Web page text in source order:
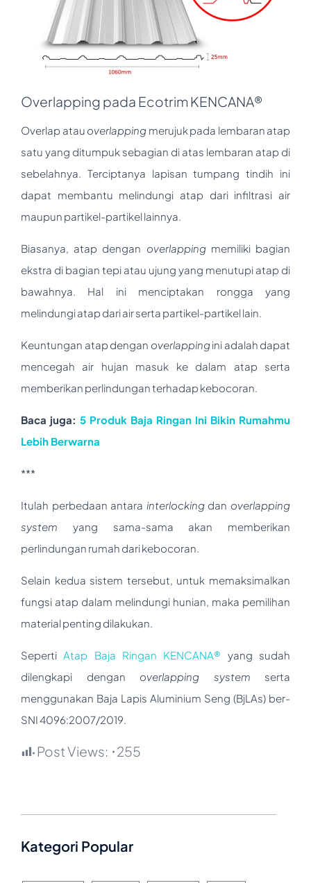
Overlapping pada Ecotrim KENCANA®
Overlap atau overlapping merujuk pada lembaran atap
satu yang ditumpuk sebagian di atas lembaran atap di
sebelahnya. Terciptanya lapisan tumpang tindih ini
dapat membantu melindungi atap dari infiltrasi air
maupun partikel-partikel lainnya.
Biasanya, atap dengan overlapping memiliki bagian
ekstra di bagian tepi atau ujung yang menutupi atap di
bawahnya. Hal ini menciptakan rongga yang
melindungi atap dari air serta partikel-partikel lain.
Keuntungan atap dengan overlappingini adalah dapat
mencegah air hujan masuk ke dalam atap serta
memberikan perlindungan terhadap kebocoran.
Baca juga: 5 Produk Baja Ringan Ini Bikin Rumahmu
Lebih Berwarna
***
Itulah perbedaan antara interlocking dan overlapping
system yang sama-sama akan memberikan
perlindungan rumah dari kebocoran.
Selain kedua sistem tersebut, untuk memaksimalkan
fungsi atap dalam melindungi hunian, maka pemilihan
material penting dilakukan.
SepertiAtap Baja Ringan KENCANA® yang sudah
dilengkapi dengan overlapping system serta
menggunakan Baja Lapis Aluminium Seng (BjLAs) ber-
SNI 4096:2007/2019.
Post Views: 255
Kategori Popular